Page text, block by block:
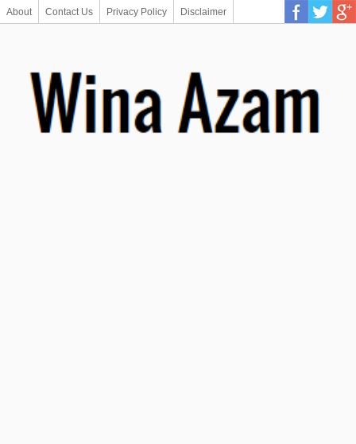
About Contact Us Privacy Policy Disclaimer